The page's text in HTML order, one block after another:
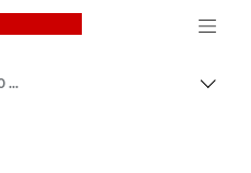
Canon Logo, back
Série Canon i-SENSYS MF750 - Imprimantes couleur de bureau